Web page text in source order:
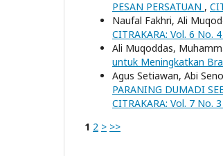
PESAN PERSATUAN ,
Naufal Fakhri, Ali
CITRAKARA: Vol. 6 No.
Ali Muqoddas,
untuk Meningkatkan
Agus Setiawan, Abi
PARANING DUMADI
CITRAKARA: Vol. 7 No.
1 2 > >>